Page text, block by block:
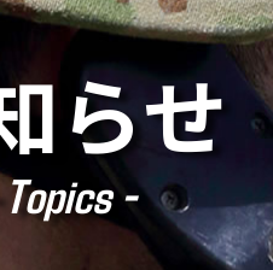
らせ
-